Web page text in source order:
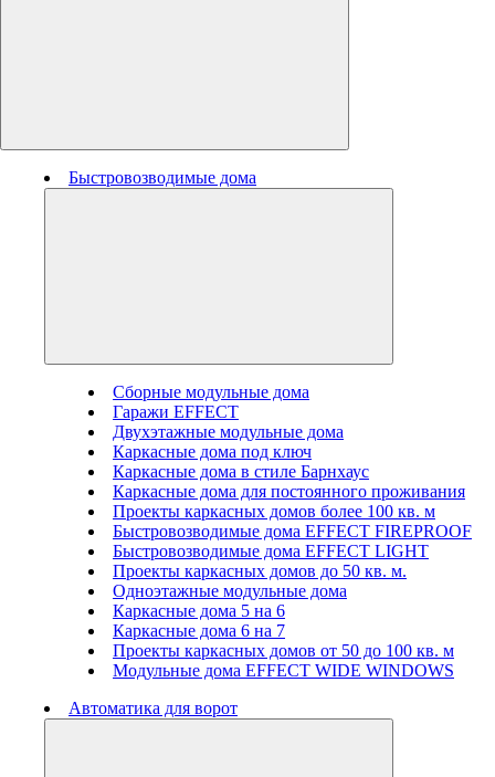
Быстровозводимые дома
Сборные модульные дома
Гаражи EFFECT
Двухэтажные модульные дома
Каркасные дома под ключ
Каркасные дома в стиле Барнхаус
Каркасные дома для постоянного проживания
Проекты каркасных домов более 100 кв. м
Быстровозводимые дома EFFECT FIREPROOF
Быстровозводимые дома EFFECT LIGHT
Проекты каркасных домов до 50 кв. м.
Одноэтажные модульные дома
Каркасные дома 5 на 6
Каркасные дома 6 на 7
Проекты каркасных домов от 50 до 100 кв. м
Модульные дома EFFECT WIDE WINDOWS
Автоматика для ворот